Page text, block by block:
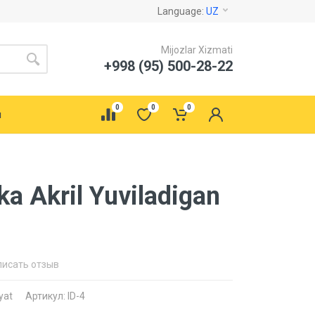
Language: UZ
Mijozlar Xizmati
+998 (95) 500-28-22
0 0 0
Akril Yuviladigan
отзыв
Артикул: ID-4